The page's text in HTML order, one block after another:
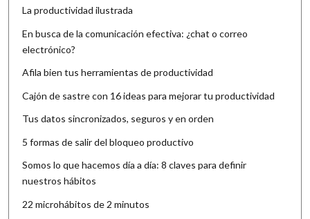
La productividad ilustrada
En busca de la comunicación efectiva: ¿chat o correo
electrónico?
Afila bien tus herramientas de productividad
Cajón de sastre con 16 ideas para mejorar tu productividad
Tus datos sincronizados, seguros y en orden
5 formas de salir del bloqueo productivo
Somos lo que hacemos día a día: 8 claves para definir
nuestros hábitos
22 microhábitos de 2 minutos